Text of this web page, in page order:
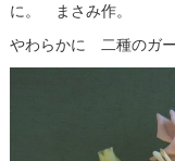
に。 まさみ作。
やわらかに 二種のガ